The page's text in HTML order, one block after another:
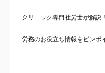
クリニック専門社労士が解説！
労務のお役立ち情報をピンポ